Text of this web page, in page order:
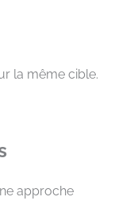
la même cible.
approche